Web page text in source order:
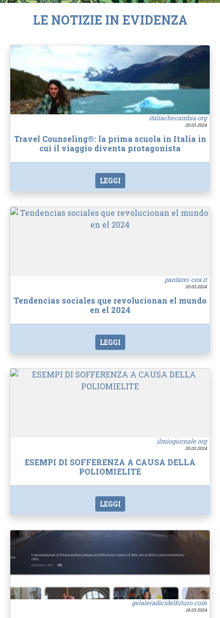
LE NOTIZIE IN EVIDENZA
italiachecambia.org
20.03.2024
Travel Counseling®: la prima scuola in Italia in
cui il viaggio diventa protagonista
LEGGI
pantarei-cea.it
20.03.2024
Tendencias sociales que revolucionan el mundo
en el 2024
LEGGI
ilmiogiornale.org
20.03.2024
ESEMPI DI SOFFERENZA A CAUSA DELLA
POLIOMIELITE
LEGGI
gelaleradicidelfuturo.com
18.03.2024